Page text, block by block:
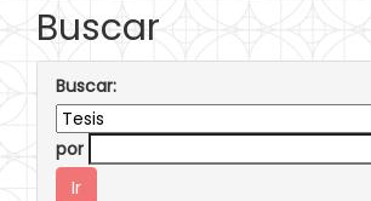
Buscar
Buscar:
por